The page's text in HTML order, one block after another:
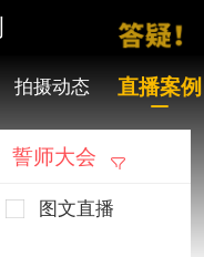
拍摄动态 直播案例
誓师大会
图文直播